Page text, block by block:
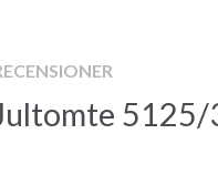
5125/